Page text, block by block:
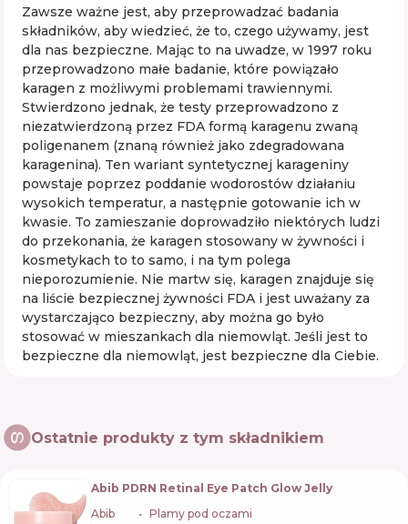
Zawsze ważne jest, aby przeprowadzać badania
składników, aby wiedzieć, że to, czego używamy, jest
dla nas bezpieczne. Mając to na uwadze, w 1997 roku
przeprowadzono małe badanie, które powiązało
karagen z możliwymi problemami trawiennymi.
Stwierdzono jednak, że testy przeprowadzono z
niezatwierdzoną przez FDA formą karagenu zwaną
poligenanem (znaną również jako zdegradowana
karagenina). Ten wariant syntetycznej karageniny
powstaje poprzez poddanie wodorostów działaniu
wysokich temperatur, a następnie gotowanie ich w
kwasie. To zamieszanie doprowadziło niektórych ludzi
do przekonania, że ​​karagen stosowany w żywności i
kosmetykach to to samo, i na tym polega
nieporozumienie. Nie martw się, karagen znajduje się
na liście bezpiecznej żywności FDA i jest uważany za
wystarczająco bezpieczny, aby można go było
stosować w mieszankach dla niemowląt. Jeśli jest to
bezpieczne dla niemowląt, jest bezpieczne dla Ciebie.
Ostatnie produkty z tym składnikiem
Abib PDRN Retinal Eye Patch Glow Jelly
Abib
Plamy pod oczami